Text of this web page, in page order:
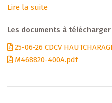
résidentiel tout en restant
+++ Données principales +++
Lire la suite
Les documents à télécharger
25-06-26 CDCV
M468820-400A.pdf